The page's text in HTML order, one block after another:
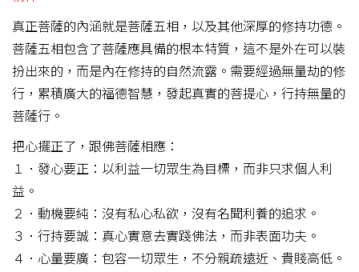
真正菩薩的內涵就是菩薩五相，以及其他深厚的修持功德。
菩薩五相包含了菩薩應具備的根本特質，這不是外在可以裝
扮出來的，而是內在修持的自然流露。需要經過無量劫的修
行，累積廣大的福德智慧，發起真實的菩提心，行持無量的
菩薩行。
把心擺正了，跟佛菩薩相應：
１．發心要正：以利益一切眾生為目標，而非只求個人利
益。
２．動機要純：沒有私心私欲，沒有名聞利養的追求。
３．行持要誠：真心實意去實踐佛法，而非表面功夫。
４．心量要廣：包容一切眾生，不分親疏遠近、貴賤高低。